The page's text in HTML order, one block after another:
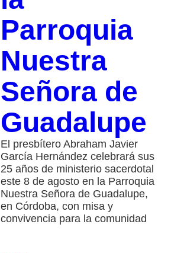
Parroquia
Nuestra
Señora de
Guadalupe
El presbítero Abraham Javier
García Hernández celebrará sus
25 años de ministerio sacerdotal
este 8 de agosto en la Parroquia
Nuestra Señora de Guadalupe,
en Córdoba, con misa y
convivencia para la comunidad